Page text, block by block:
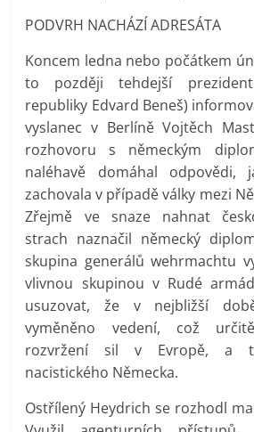
PODVRH NACHÁZÍ ADRESÁTA
Koncem ledna nebo počátkem
to později tehdejší prezident
republiky Edvard Beneš)
vyslanec v Berlíně Vojtěch
rozhovoru s německým
naléhavě domáhal
zachovala v případě války mezi
Zřejmě ve snaze nahnat
strach naznačil německý
skupina generálů wehrmachtu
vlivnou skupinou v Rudé
usuzovat, že v nejbližší
vyměněno vedení, což
rozvržení sil v Evropě, a
nacistického Německa.
Ostřílený Heydrich se rozhodl